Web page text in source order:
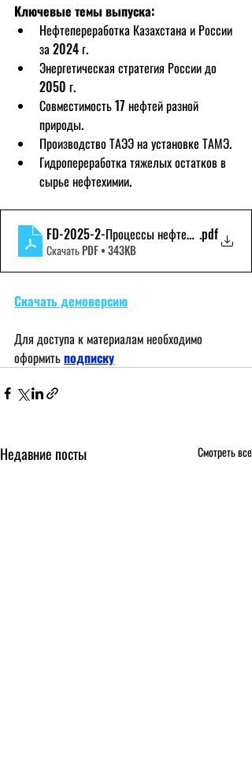
Ключевые темы выпуска:
Нефтепереработка Казахстана и России
за 2024 г.
Энергетическая стратегия России до
2050 г.
Совместимость 17 нефтей разной
природы.
Производство ТАЭЭ на установке ТАМЭ.
Гидропереработка тяжелых остатков в
сырье нефтехимии.
FD-2025-2-Процессы нефтепереработки-
.pdf
Скачать PDF • 343KB
Скачать демоверсию
Для доступа к материалам необходимо
оформитьподписку
Недавние посты Смотреть все